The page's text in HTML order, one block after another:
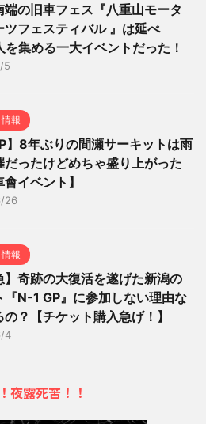
端の旧車フェス『八重山モータ
ツフェスティバル 』は延べ
集める一大イベントだった！
5
報
】8年ぶりの間瀬サーキットは雨
だったけどめちゃ盛り上がった
イベント】
26
報
】奇跡の大復活を遂げた新潟の
『N-1 GP』に参加しない理由な
？【チケット購入急げ！】
4
夜露死苦！！